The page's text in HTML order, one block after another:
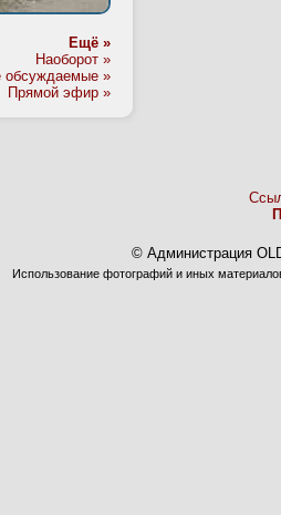
Ещё »
Наоборот »
»
Прямой эфир »
© Администрация
Использование фотографий и иных